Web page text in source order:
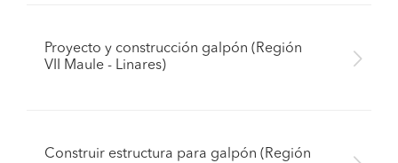
Proyecto y construcción galpón (Región
VII Maule - Linares)
Construir estructura para galpón (Región